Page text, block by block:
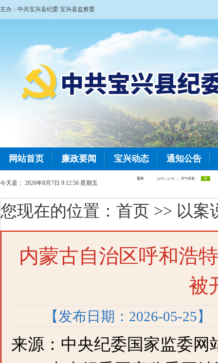
主办：中共宝兴县纪委 宝兴县监察委
网站首页 廉政要闻 宝兴动态 通知公告
今天是： 2026年8月7日 9:12:56 星期五
您现在的位置： 首页 >> 以案
内蒙古自治区呼和浩
被
【发布日期：2026-05-25】
来源：中央纪委国家监委网